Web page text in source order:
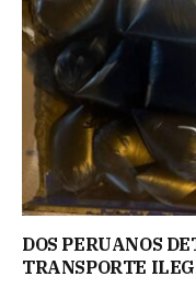
DOS PERUANOS
TRANSPORTE